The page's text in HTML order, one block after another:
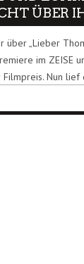
ÜBER
über „Lieber
im ZEISE
Filmpreis. Nun lief